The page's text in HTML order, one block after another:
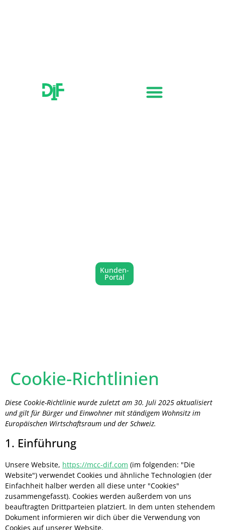
Kunden-
Portal
Cookie-Richtlinien
Diese Cookie-Richtlinie wurde zuletzt am 30. Juli 2025 aktualisiert
und gilt für Bürger und Einwohner mit ständigem Wohnsitz im
Europäischen Wirtschaftsraum und der Schweiz.
1. Einführung
Unsere Website, https://mcc-dif.com (im folgenden: "Die
Website") verwendet Cookies und ähnliche Technologien (der
Einfachheit halber werden all diese unter "Cookies"
zusammengefasst). Cookies werden außerdem von uns
beauftragten Drittparteien platziert. In dem unten stehendem
Dokument informieren wir dich über die Verwendung von
Cookies auf unserer Website.